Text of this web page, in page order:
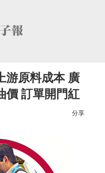
游原料成本 廣
價 訂單開門紅
分享